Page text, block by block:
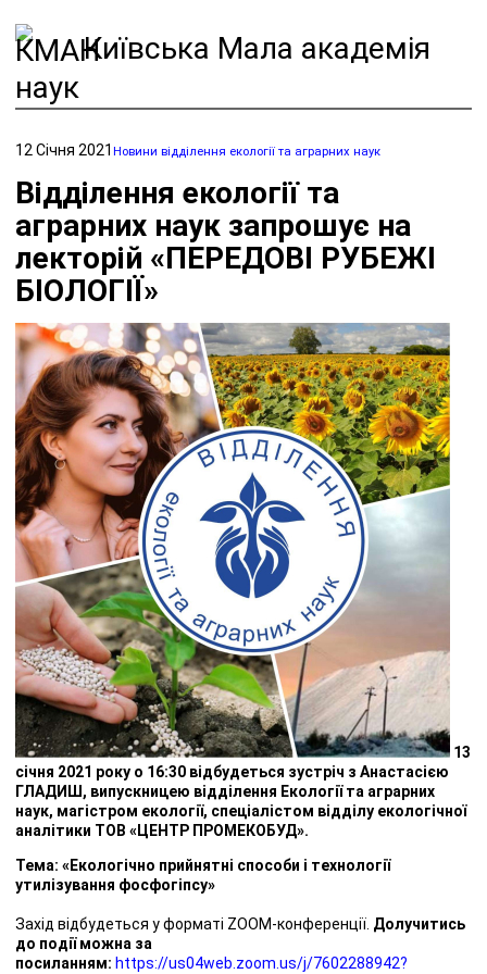
Київська Мала академія
наук
12 Січня 2021 Новини відділення екології та аграрних наук
Відділення екології та
аграрних наук запрошує на
лекторій «ПЕРЕДОВІ РУБЕЖІ
БІОЛОГІЇ»
13
січня 2021 року о 16:30 відбудеться зустріч з Анастасією
ГЛАДИШ, випускницею відділення Екології та аграрних
наук, магістром екології, спеціалістом відділу екологічної
аналітики ТОВ «ЦЕНТР ПРОМЕКОБУД».
Тема: «Екологічно прийнятні способи і технології
утилізування фосфогіпсу»
Захід відбудеться у форматі ZOOM-конференції. Долучитись
до події можна за
посиланням: https://us04web.zoom.us/j/7602288942?